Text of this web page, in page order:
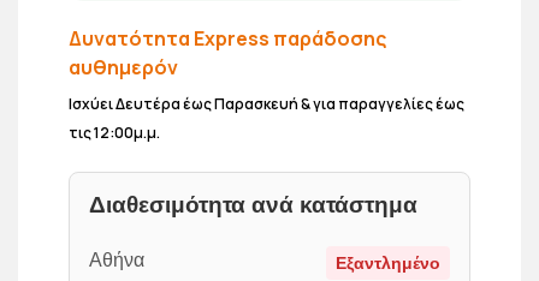
Δυνατότητα Express παράδοσης
αυθημερόν
Ισχύει Δευτέρα έως Παρασκευή & για παραγγελίες έως
τις 12:00μ.μ.
Διαθεσιμότητα ανά κατάστημα
Αθήνα Εξαντλημένο